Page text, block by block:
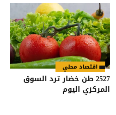
اقتصاد محلي
2527 طن خضار ترد السوق
المركزي اليوم